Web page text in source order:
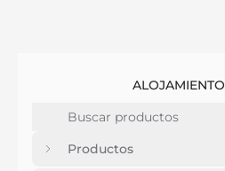
ALOJAMIENTO
Productos